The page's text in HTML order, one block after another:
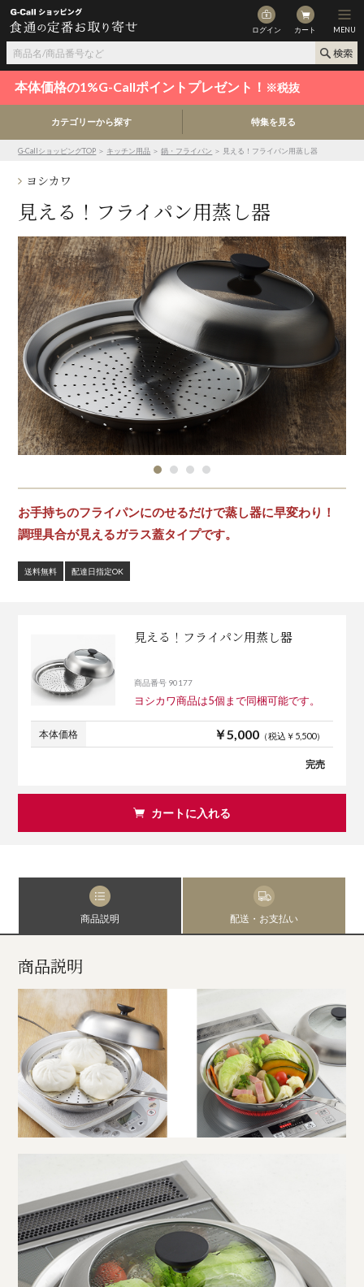
ログイン カート MENU
本体価格の1%G-Callポイントプレゼント！ ※税抜
カテゴリーから探す 特集を見る
G-CallショッピングTOP ＞ キッチン用品 ＞鍋・フライパン ＞ 見える！フライパン用蒸し器
ヨシカワ
見える！フライパン用蒸し器
お手持ちのフライパンにのせるだけで蒸し器に早変わり！
調理具合が見えるガラス蓋タイプです。
送料無料 配達日指定OK
見える！フライパン用蒸し器
商品番号 90177
ヨシカワ商品は5個まで同梱可能です。
本体価格 ￥5,000（税込￥5,500）
完売
カートに入れる
商品説明 配送・お支払い
商品説明